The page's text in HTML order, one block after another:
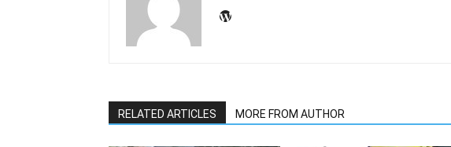
RELATED ARTICLES MORE FROM AUTHOR